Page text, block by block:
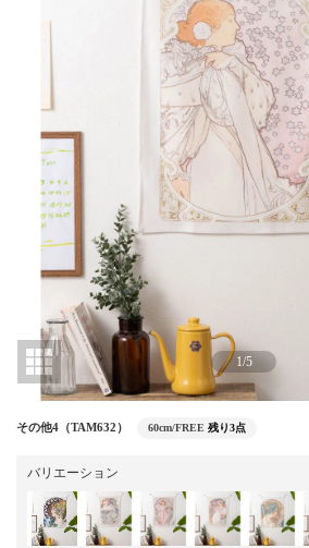
1/5
その他4（TAM632） 60cm/FREE 残り3点
バリエーション